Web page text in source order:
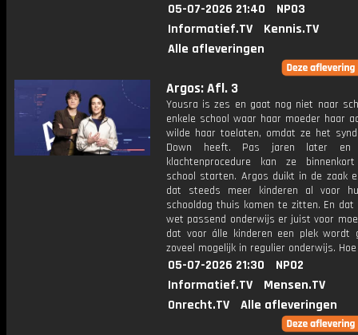
05-07-2026 21:40
NPO3
Informatief.TV
Kennis.TV
Alle afleveringen
Argos: Afl. 3
Yousra is zes en gaat nog niet naar
enkele school waar haar moeder haar
wilde haar toelaten, omdat ze het
Down heeft. Pas jaren later
klachtenprocedure kan ze
school starten. Argos duikt in de zaak
dat steeds meer kinderen al voor
schooldag thuis komen te zitten. En
wet passend onderwijs er juist voor
dat voor álle kinderen een plek wordt
zoveel mogelijk in regulier onderwijs.
05-07-2026 21:30
NPO2
Informatief.TV
Mensen.TV
Onrecht.TV
Alle afleveringen